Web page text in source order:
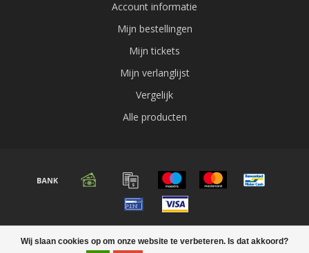
Wij slaan cookies op om onze website te verbeteren. Is dat akkoord?
Account informatie
Mijn bestellingen
Mijn tickets
Mijn verlanglijst
Vergelijk
Alle producten
© Copyright 2026 Audio expert